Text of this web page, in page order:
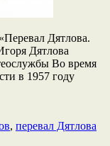
Дятлова.
Дятлова
Во время
в 1957 году
, перевал Дятлова